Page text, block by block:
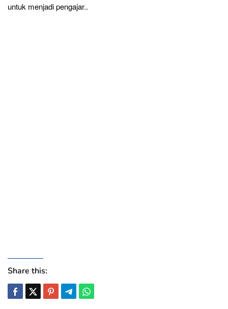
untuk menjadi pengajar..
Share this: